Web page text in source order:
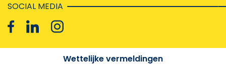
SOCIAL MEDIA
Wettelijke vermeldingen